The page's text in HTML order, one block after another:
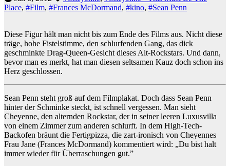
Place, #Film, #Frances McDormand, #kino, #Sean Penn
Diese Figur hält man nicht bis zum Ende des Films aus. Nicht diese
träge, hohe Fistelstimme, den schlurfenden Gang, das dick
geschminkte Drag-Queen-Gesicht dieses Alt-Rockstars. Und dann,
bevor man es merkt, hat man diesen seltsamen Kauz doch schon ins
Herz geschlossen.
Sean Penn steht groß auf dem Filmplakat. Doch dass Sean Penn
hinter der Schminke steckt, ist schnell vergessen. Man sieht
Cheyenne, den alternden Rockstar, der in seiner leeren Luxusvilla
von einem Zimmer zum anderen schlurft. In dem High-Tech-
Backofen bräunt die Fertigpizza, die zart-ironisch von Cheyennes
Frau Jane (Frances McDormand) kommentiert wird: „Du bist halt
immer wieder für Überraschungen gut.”